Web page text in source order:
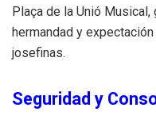
Plaça de la Unió
hermandad y
josefinas.
Seguridad y